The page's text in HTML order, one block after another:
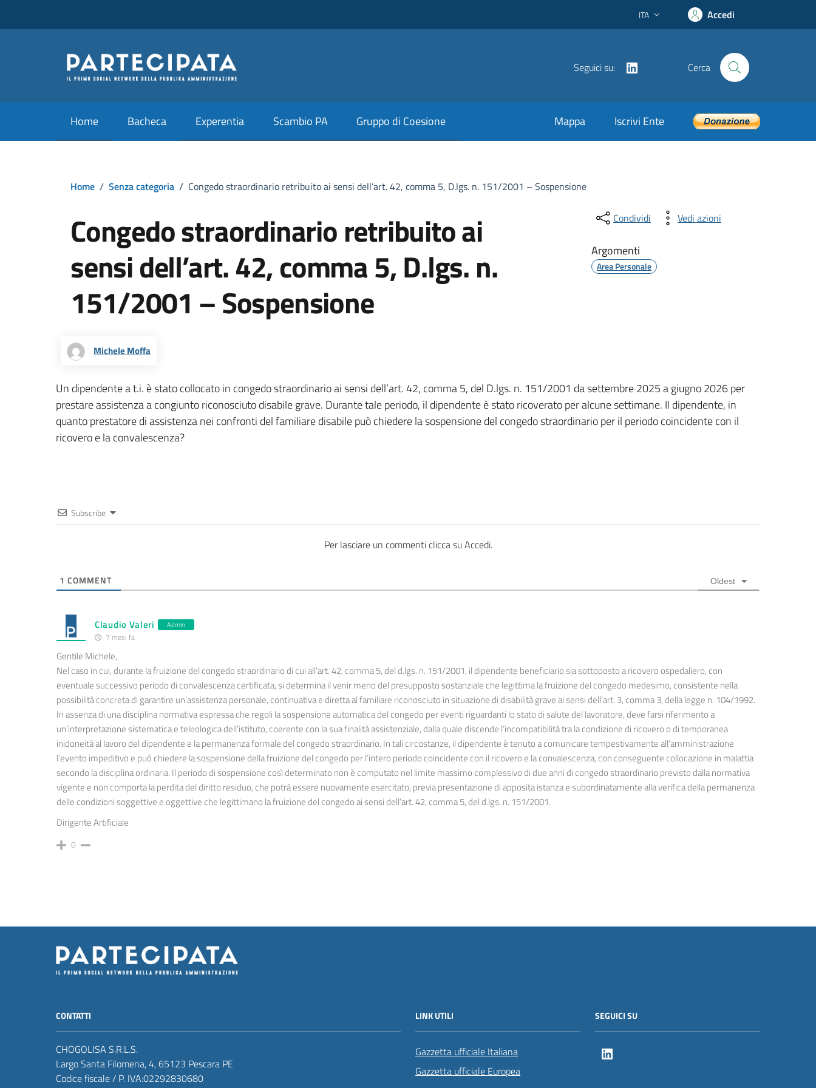
Lingua attiva:
ITA Accedi
Seguici su: Cerca
Home Bacheca Experentia Scambio PA Gruppo di Coesione Mappa Iscrivi Ente
Home / Senza categoria / Congedo straordinario retribuito ai sensi dell’art. 42, comma 5, D.lgs. n. 151/2001 – Sospensione
Congedo straordinario retribuito ai
sensi dell’art. 42, comma 5, D.lgs. n.
151/2001 – Sospensione
Condividi Vedi azioni
Argomenti
Area Personale
Michele Moffa
Un dipendente a t.i. è stato collocato in congedo straordinario ai sensi dell’art. 42, comma 5, del D.lgs. n. 151/2001 da settembre 2025 a giugno 2026 per
prestare assistenza a congiunto riconosciuto disabile grave. Durante tale periodo, il dipendente è stato ricoverato per alcune settimane. Il dipendente, in
quanto prestatore di assistenza nei confronti del familiare disabile può chiedere la sospensione del congedo straordinario per il periodo coincidente con il
ricovero e la convalescenza?
Subscribe
Per lasciare un commenti clicca su Accedi.
1 COMMENT Oldest
Claudio Valeri Admin
7 mesi fa
Gentile Michele,
Nel caso in cui, durante la fruizione del congedo straordinario di cui all’art. 42, comma 5, del d.lgs. n. 151/2001, il dipendente beneficiario sia sottoposto a ricovero ospedaliero, con
eventuale successivo periodo di convalescenza certificata, si determina il venir meno del presupposto sostanziale che legittima la fruizione del congedo medesimo, consistente nella
possibilità concreta di garantire un’assistenza personale, continuativa e diretta al familiare riconosciuto in situazione di disabilità grave ai sensi dell’art. 3, comma 3, della legge n. 104/1992.
In assenza di una disciplina normativa espressa che regoli la sospensione automatica del congedo per eventi riguardanti lo stato di salute del lavoratore, deve farsi riferimento a
un’interpretazione sistematica e teleologica dell’istituto, coerente con la sua finalità assistenziale, dalla quale discende l’incompatibilità tra la condizione di ricovero o di temporanea
inidoneità al lavoro del dipendente e la permanenza formale del congedo straordinario. In tali circostanze, il dipendente è tenuto a comunicare tempestivamente all’amministrazione
l’evento impeditivo e può chiedere la sospensione della fruizione del congedo per l’intero periodo coincidente con il ricovero e la convalescenza, con conseguente collocazione in malattia
secondo la disciplina ordinaria. Il periodo di sospensione così determinato non è computato nel limite massimo complessivo di due anni di congedo straordinario previsto dalla normativa
vigente e non comporta la perdita del diritto residuo, che potrà essere nuovamente esercitato, previa presentazione di apposita istanza e subordinatamente alla verifica della permanenza
delle condizioni soggettive e oggettive che legittimano la fruizione del congedo ai sensi dell’art. 42, comma 5, del d.lgs. n. 151/2001.
Dirigente Artificiale
0
CONTATTI
CHOGOLISA S.R.L.S.
Largo Santa Filomena, 4, 65123 Pescara PE
Codice fiscale / P. IVA:02292830680
LINK UTILI
Gazzetta ufficiale Italiana
Gazzetta ufficiale Europea
SEGUICI SU